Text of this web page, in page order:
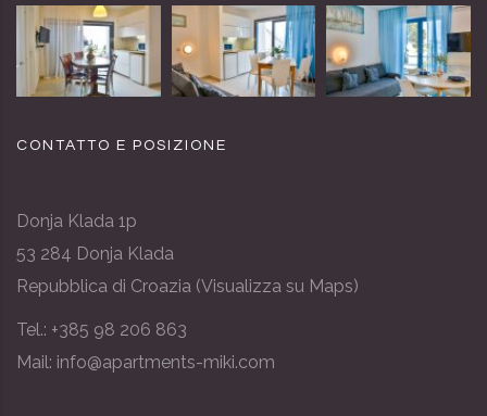
CONTATTO E POSIZIONE
Donja Klada 1p
53 284 Donja Klada
Repubblica di Croazia (Visualizza su Maps)
Tel.: +385 98 206 863
Mail: info@apartments-miki.com